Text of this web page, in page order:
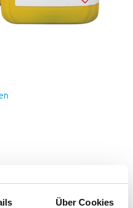
Über Cookies
7015 ca.